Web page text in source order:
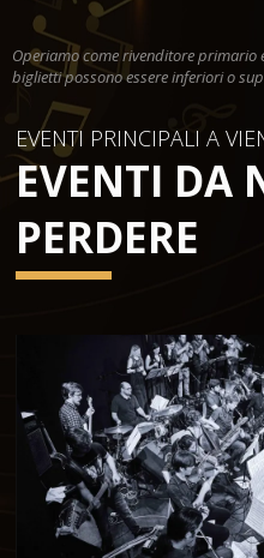
Operiamo come rivenditore
biglietti possono essere inferiori o
EVENTI PRINCIPALI A
EVENTI DA
PERDERE